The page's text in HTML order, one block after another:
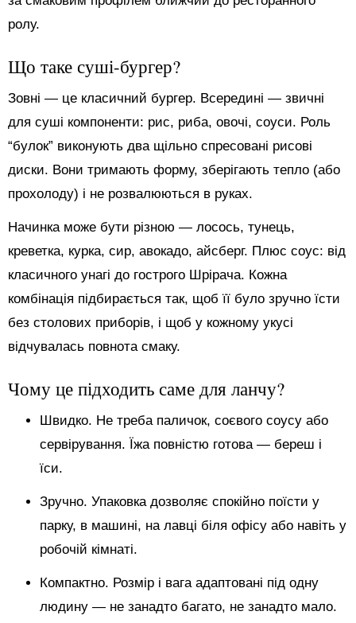
ролу.
Що таке суші-бургер?
Зовні — це класичний бургер. Всередині — звичні
для суші компоненти: рис, риба, овочі, соуси. Роль
“булок” виконують два щільно спресовані рисові
диски. Вони тримають форму, зберігають тепло (або
прохолоду) і не розвалюються в руках.
Начинка може бути різною — лосось, тунець,
креветка, курка, сир, авокадо, айсберг. Плюс соус: від
класичного унагі до гострого Шрірача. Кожна
комбінація підбирається так, щоб її було зручно їсти
без столових приборів, і щоб у кожному укусі
відчувалась повнота смаку.
Чому це підходить саме для ланчу?
Швидко. Не треба паличок, соєвого соусу або
сервірування. Їжа повністю готова — береш і
їси.
Зручно. Упаковка дозволяє спокійно поїсти у
парку, в машині, на лавці біля офісу або навіть у
робочій кімнаті.
Компактно. Розмір і вага адаптовані під одну
людину — не занадто багато, не занадто мало.